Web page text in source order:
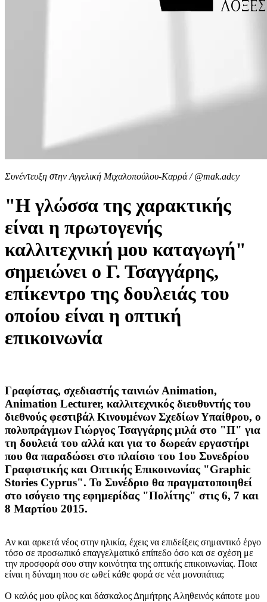
Συνέντευξη στην Αγγελική Μιχαλοπούλου-Καρρά / @mak.adcy
"Η γλώσσα της χαρακτικής
είναι η πρωτογενής
καλλιτεχνική μου καταγωγή"
σημειώνει ο Γ. Τσαγγάρης,
επίκεντρο της δουλειάς του
οποίου είναι η οπτική
επικοινωνία
Γραφίστας, σχεδιαστής ταινιών Animation,
Animation Lecturer, καλλιτεχνικός διευθυντής του
διεθνούς φεστιβάλ Κινουμένων Σχεδίων Υπαίθρου, ο
πολυπράγμων Γιώργος Τσαγγάρης μιλά στο "Π" για
τη δουλειά του αλλά και για το δωρεάν εργαστήρι
που θα παραδώσει στο πλαίσιο του 1ου Συνεδρίου
Γραφιστικής και Οπτικής Επικοινωνίας "Graphic
Stories Cyprus". Το Συνέδριο θα πραγματοποιηθεί
στο ισόγειο της εφημερίδας "Πολίτης" στις 6, 7 και
8 Μαρτίου 2015.
Αν και αρκετά νέος στην ηλικία, έχεις να επιδείξεις σημαντικό έργο
τόσο σε προσωπικό επαγγελματικό επίπεδο όσο και σε σχέση με
την προσφορά σου στην κοινότητα της οπτικής επικοινωνίας. Ποια
είναι η δύναμη που σε ωθεί κάθε φορά σε νέα μονοπάτια;
Ο καλός μου φίλος και δάσκαλος Δημήτρης Αληθεινός κάποτε μου